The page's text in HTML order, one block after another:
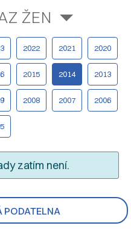
PODATELNA
ŽEN
2022 2021 2020
2015 2014 2013
2008 2007 2006
zatím není.